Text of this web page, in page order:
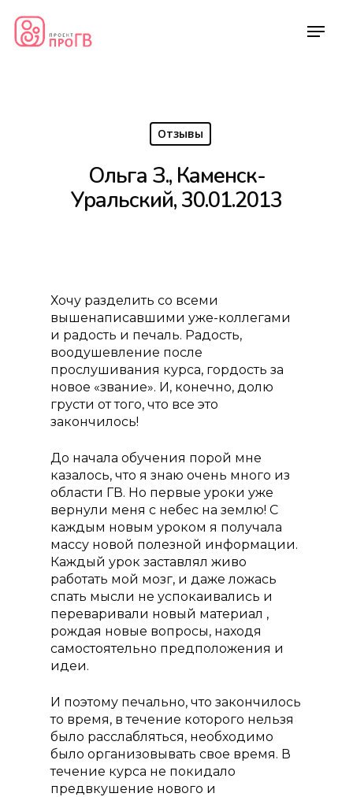
Отзывы
Ольга З., Каменск-
Уральский, 30.01.2013
Хочу разделить со всеми
вышенаписавшими уже-коллегами
и радость и печаль. Радость,
воодушевление после
прослушивания курса, гордость за
новое «звание». И, конечно, долю
грусти от того, что все это
закончилось!
До начала обучения порой мне
казалось, что я знаю очень много из
области ГВ. Но первые уроки уже
вернули меня с небес на землю! С
каждым новым уроком я получала
массу новой полезной информации.
Каждый урок заставлял живо
работать мой мозг, и даже ложась
спать мысли не успокаивались и
переваривали новый материал ,
рождая новые вопросы, находя
самостоятельно предположения и
идеи.
И поэтому печально, что закончилось
то время, в течение которого нельзя
было расслабляться, необходимо
было организовывать свое время. В
течение курса не покидало
предвкушение нового и